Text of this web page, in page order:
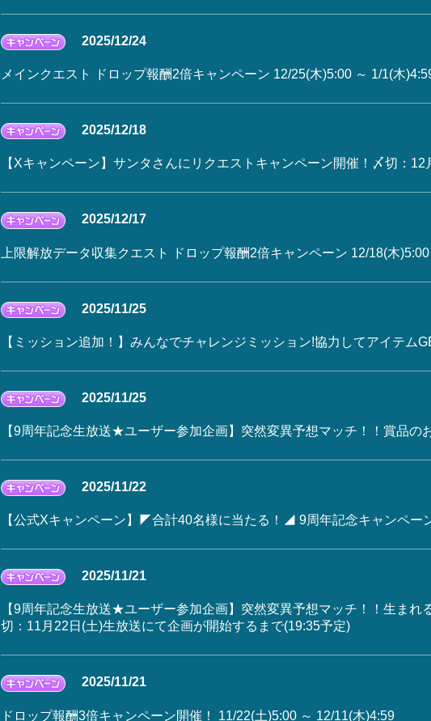
2025/12/24
メインクエスト ドロップ報酬2倍キャンペーン 12/25(木)5:00 ～ 1/1(木
2025/12/18
【Xキャンペーン】サンタさんにリクエストキャンペーン開催！〆切：
2025/12/17
上限解放データ収集クエスト ドロップ報酬2倍キャンペーン 12/18(木
2025/11/25
【ミッション追加！】みんなでチャレンジミッション!協力してアイテム
2025/11/25
【9周年記念生放送★ユーザー参加企画】突然変異予想マッチ！！賞品の
2025/11/22
【公式Xキャンペーン】◤合計40名様に当たる！◢ 9周年記念キャンペー
2025/11/21
【9周年記念生放送★ユーザー参加企画】突然変異予想マッチ！！生まれ
切：11月22日(土)生放送にて企画が開始するまで(19:35予定)
2025/11/21
ドロップ報酬3倍キャンペーン開催！ 11/22(土)5:00 ～ 12/11(木)4:59